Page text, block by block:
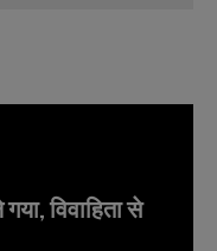
विवाहिता से